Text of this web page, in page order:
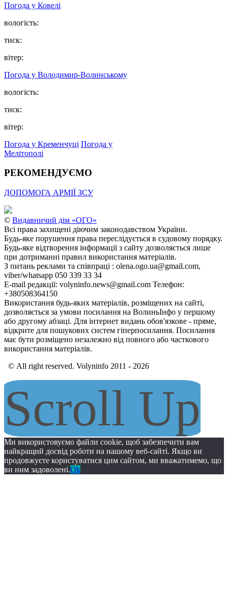
Погода у Ковелі
вологість:
тиск:
вітер:
Погода у Володимир-Волинському
вологість:
тиск:
вітер:
Погода у Кременчуці Погода у
Мелітополі
РЕКОМЕНДУЄМО
ДОПОМОГА АРМІЇ ЗСУ
© Видавничий дім «ОГО»
Всі права захищені діючим законодавством України.
Будь-яке порушення права переслідується в судовому порядку.
Будь-яке відтворення інформації з сайту дозволяється лише
при дотриманні правил використання матеріалів.
З питань реклами та співпраці : olena.ogo.ua@gmail.com,
viber/whatsapp 050 339 33 34
E-mail редакції: volyninfo.news@gmail.com Телефон:
+380508364150
Використання будь-яких матеріалів, розміщених на сайті,
дозволяється за умови посилання на ВолиньІнфо у першому
або другому абзаці. Для інтернет видань обов'язкове - пряме,
відкрите для пошукових систем гіперпосилання. Посилання
має бути розміщено незалежно від повного або часткового
використання матеріалів.
© All right reserved. Volyninfo 2011 - 2026
Scroll Up
Ми використовуємо файли cookie, щоб забезпечити вам
найкращий досвід роботи на нашому веб-сайті. Якщо ви
продовжуєте користуватися цим сайтом, ми вважатимемо, що
ви ним задоволені.Ok